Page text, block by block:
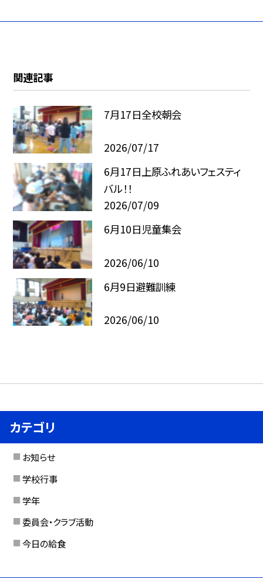
関連記事
7月17日全校朝会
2026/07/17
6月17日上原ふれあいフェスティ
バル！！
2026/07/09
6月10日児童集会
2026/06/10
6月9日避難訓練
2026/06/10
カテゴリ
お知らせ
学校行事
学年
委員会・クラブ活動
今日の給食